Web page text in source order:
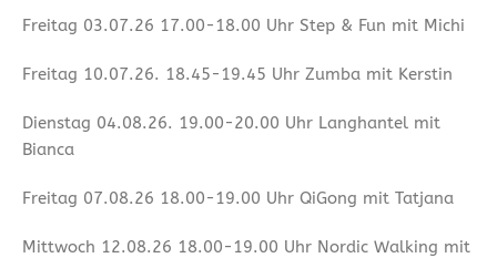
Freitag 03.07.26 17.00-18.00 Uhr Step & Fun mit Michi
Freitag 10.07.26. 18.45-19.45 Uhr Zumba mit Kerstin
Dienstag 04.08.26. 19.00-20.00 Uhr Langhantel mit
Bianca
Freitag 07.08.26 18.00-19.00 Uhr QiGong mit Tatjana
Mittwoch 12.08.26 18.00-19.00 Uhr Nordic Walking mit